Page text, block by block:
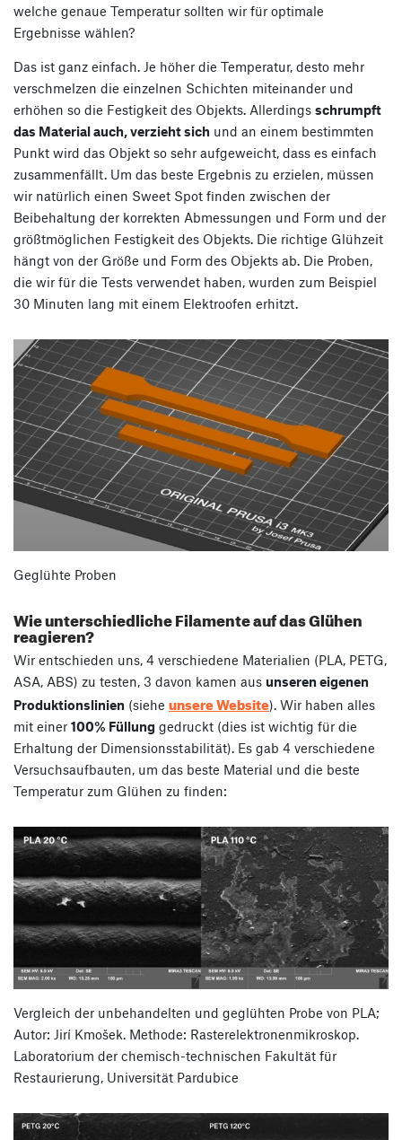
welche genaue Temperatur sollten wir für optimale
Ergebnisse wählen?
Das ist ganz einfach. Je höher die Temperatur, desto mehr
verschmelzen die einzelnen Schichten miteinander und
erhöhen so die Festigkeit des Objekts. Allerdings schrumpft
das Material auch, verzieht sich und an einem bestimmten
Punkt wird das Objekt so sehr aufgeweicht, dass es einfach
zusammenfällt. Um das beste Ergebnis zu erzielen, müssen
wir natürlich einen Sweet Spot finden zwischen der
Beibehaltung der korrekten Abmessungen und Form und der
größtmöglichen Festigkeit des Objekts. Die richtige Glühzeit
hängt von der Größe und Form des Objekts ab. Die Proben,
die wir für die Tests verwendet haben, wurden zum Beispiel
30 Minuten lang mit einem Elektroofen erhitzt.
Geglühte Proben
Wie unterschiedliche Filamente auf das Glühen
reagieren?
Wir entschieden uns, 4 verschiedene Materialien (PLA, PETG,
ASA, ABS) zu testen, 3 davon kamen aus unseren eigenen
Produktionslinien (siehe unsere Website). Wir haben alles
mit einer 100% Füllung gedruckt (dies ist wichtig für die
Erhaltung der Dimensionsstabilität). Es gab 4 verschiedene
Versuchsaufbauten, um das beste Material und die beste
Temperatur zum Glühen zu finden:
Vergleich der unbehandelten und geglühten Probe von PLA;
Autor: Jirí Kmošek. Methode: Rasterelektronenmikroskop.
Laboratorium der chemisch-technischen Fakultät für
Restaurierung, Universität Pardubice